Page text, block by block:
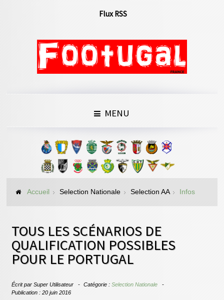
Flux RSS
MENU
Accueil Selection Nationale Selection AA Infos
TOUS LES SCÉNARIOS DE
QUALIFICATION POSSIBLES
POUR LE PORTUGAL
Écrit parSuper Utilisateur Catégorie :Selection Nationale
Publication : 20 juin 2016